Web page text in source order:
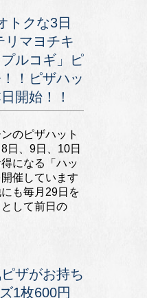
トクな3日
リマヨチキ
ルコギ」ピ
！ピザハッ
開始！！
のピザハット
日、9日、10日
になる「ハッ
開催しています
も毎月29日を
として前日の
ザがお持ち
1枚600円